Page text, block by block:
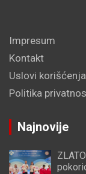
Impresum
Kontakt
Uslovi korišćenja
Politika
Najnovije